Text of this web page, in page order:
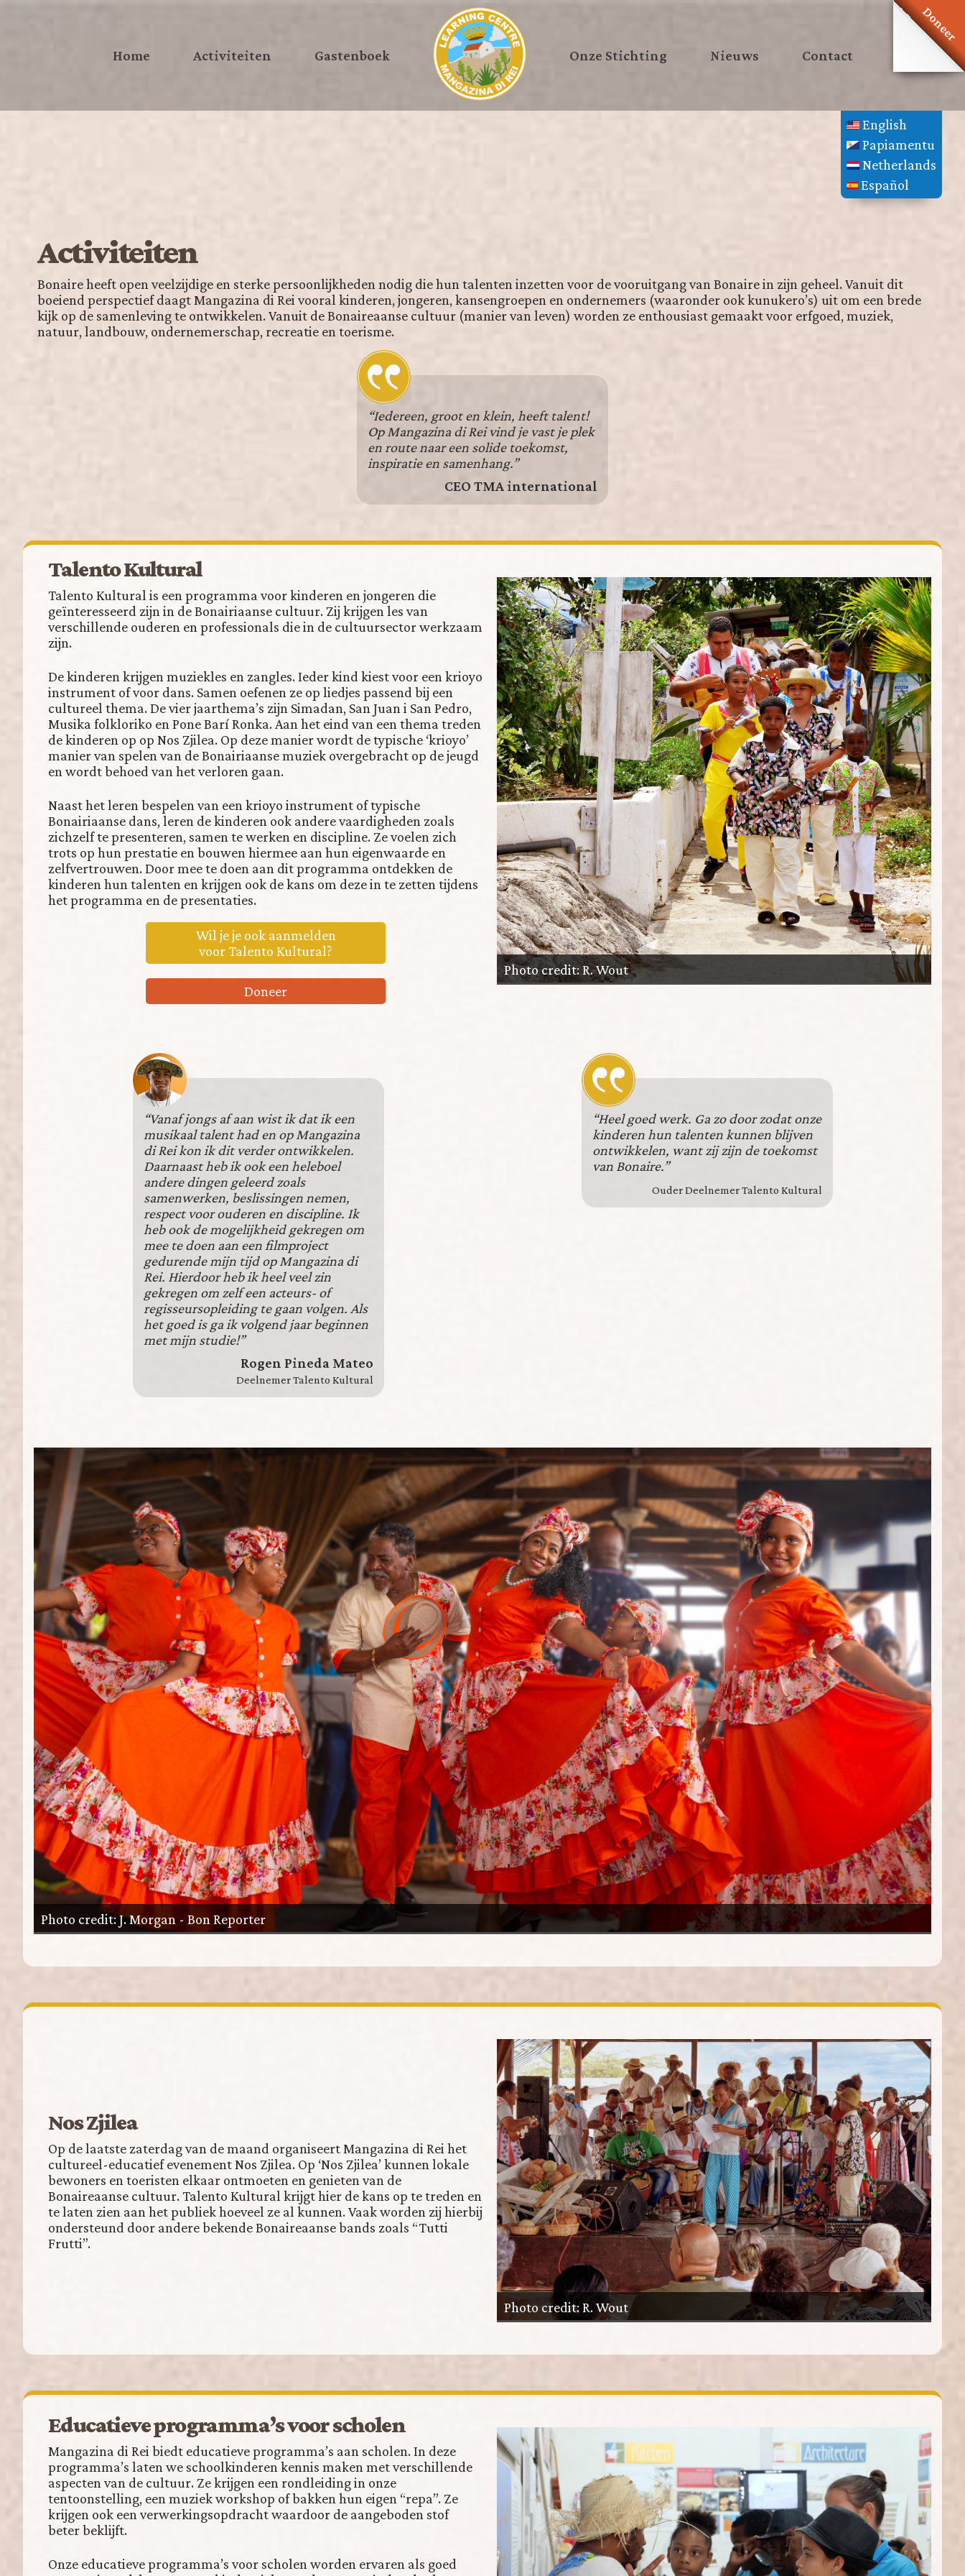
Doneer
Home Activiteiten Gastenboek Onze Stichting Nieuws Contact
English
Papiamentu
Netherlands
Español
Activiteiten
Bonaire heeft open veelzijdige en sterke persoonlijkheden nodig die hun talenten inzetten voor de vooruitgang van Bonaire in zijn geheel. Vanuit dit
boeiend perspectief daagt Mangazina di Rei vooral kinderen, jongeren, kansengroepen en ondernemers (waaronder ook kunukero’s) uit om een brede
kijk op de samenleving te ontwikkelen. Vanuit de Bonaireaanse cultuur (manier van leven) worden ze enthousiast gemaakt voor erfgoed, muziek,
natuur, landbouw, ondernemerschap, recreatie en toerisme.
“Iedereen, groot en klein, heeft talent!
Op Mangazina di Rei vind je vast je plek
en route naar een solide toekomst,
inspiratie en samenhang.”
CEO TMA international
Photo credit: R. Wout
Talento Kultural
Talento Kultural is een programma voor kinderen en jongeren die
geïnteresseerd zijn in de Bonairiaanse cultuur. Zij krijgen les van
verschillende ouderen en professionals die in de cultuursector werkzaam
zijn.
De kinderen krijgen muziekles en zangles. Ieder kind kiest voor een krioyo
instrument of voor dans. Samen oefenen ze op liedjes passend bij een
cultureel thema. De vier jaarthema’s zijn Simadan, San Juan i San Pedro,
Musika folkloriko en Pone Barí Ronka. Aan het eind van een thema treden
de kinderen op op Nos Zjilea. Op deze manier wordt de typische ‘krioyo’
manier van spelen van de Bonairiaanse muziek overgebracht op de jeugd
en wordt behoed van het verloren gaan.
Naast het leren bespelen van een krioyo instrument of typische
Bonairiaanse dans, leren de kinderen ook andere vaardigheden zoals
zichzelf te presenteren, samen te werken en discipline. Ze voelen zich
trots op hun prestatie en bouwen hiermee aan hun eigenwaarde en
zelfvertrouwen. Door mee te doen aan dit programma ontdekken de
kinderen hun talenten en krijgen ook de kans om deze in te zetten tijdens
het programma en de presentaties.
Wil je je ook aanmelden
voor Talento Kultural?
Doneer
“Vanaf jongs af aan wist ik dat ik een
musikaal talent had en op Mangazina
di Rei kon ik dit verder ontwikkelen.
Daarnaast heb ik ook een heleboel
andere dingen geleerd zoals
samenwerken, beslissingen nemen,
respect voor ouderen en discipline. Ik
heb ook de mogelijkheid gekregen om
mee te doen aan een filmproject
gedurende mijn tijd op Mangazina di
Rei. Hierdoor heb ik heel veel zin
gekregen om zelf een acteurs- of
regisseursopleiding te gaan volgen. Als
het goed is ga ik volgend jaar beginnen
met mijn studie!”
Rogen Pineda Mateo
Deelnemer Talento Kultural
“Heel goed werk. Ga zo door zodat onze
kinderen hun talenten kunnen blijven
ontwikkelen, want zij zijn de toekomst
van Bonaire.”
Ouder Deelnemer Talento Kultural
Photo credit: J. Morgan - Bon Reporter
Photo credit: R. Wout
Nos Zjilea
Op de laatste zaterdag van de maand organiseert Mangazina di Rei het
cultureel-educatief evenement Nos Zjilea. Op ‘Nos Zjilea’ kunnen lokale
bewoners en toeristen elkaar ontmoeten en genieten van de
Bonaireaanse cultuur. Talento Kultural krijgt hier de kans op te treden en
te laten zien aan het publiek hoeveel ze al kunnen. Vaak worden zij hierbij
ondersteund door andere bekende Bonaireaanse bands zoals “Tutti
Frutti”.
Educatieve programma’s voor scholen
Mangazina di Rei biedt educatieve programma’s aan scholen. In deze
programma’s laten we schoolkinderen kennis maken met verschillende
aspecten van de cultuur. Ze krijgen een rondleiding in onze
tentoonstelling, een muziek workshop of bakken hun eigen “repa”. Ze
krijgen ook een verwerkingsopdracht waardoor de aangeboden stof
beter beklijft.
Onze educatieve programma’s voor scholen worden ervaren als goed